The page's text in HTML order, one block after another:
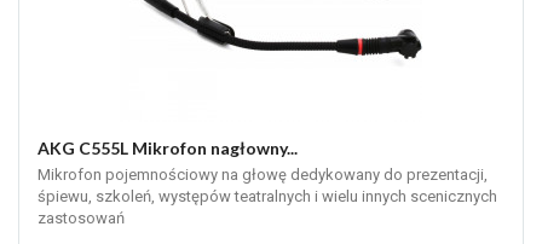
AKG C555L Mikrofon nagłowny...
Mikrofon pojemnościowy na głowę dedykowany do prezentacji,
śpiewu, szkoleń, występów teatralnych i wielu innych scenicznych
zastosowań